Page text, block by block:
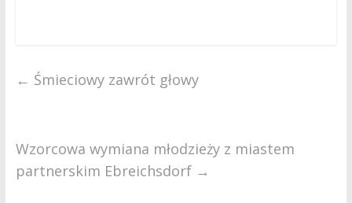
← Śmieciowy zawrót głowy
Wzorcowa wymiana młodzieży z miastem
partnerskim Ebreichsdorf →